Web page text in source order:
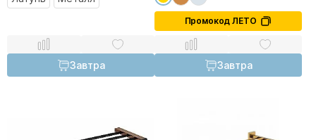
Завтра
Промокод ЛЕТО
Завтра